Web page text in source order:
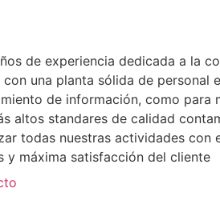
de experiencia dedicada a la
una planta sólida de
de información, como
altos standares de calidad
todas nuestras actividades
y máxima satisfacción del cliente